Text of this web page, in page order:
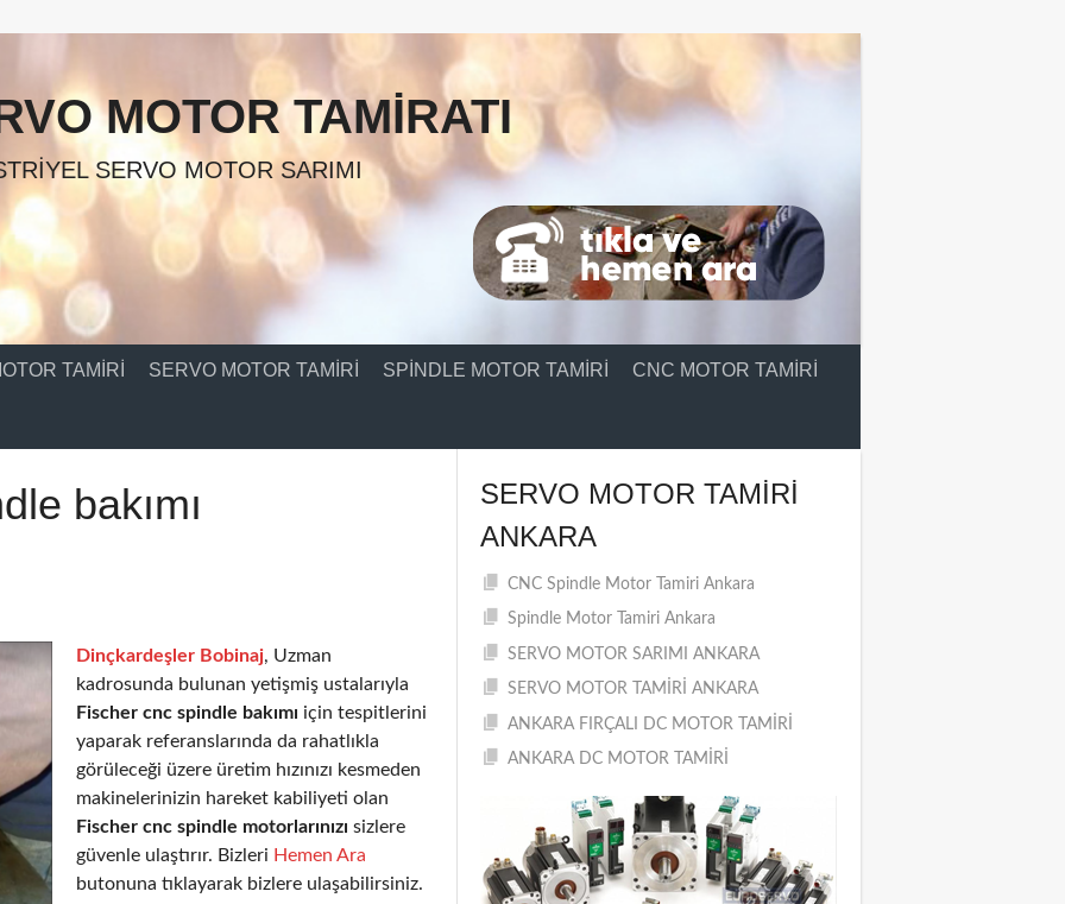
MOTOR TAMIRATI
SERVO MOTOR SARIMI
TAMIRI SERVO MOTOR TAMIRI SPINDLE MOTOR TAMIRI CNC MOTOR TAMIRI
bakımı
Dinçkardeşler Bobinaj, Uzman
kadrosunda bulunan yetişmiş ustalarıyla
Fischer cnc spindle bakımı için tespitlerini
yaparak referanslarında da rahatlıkla
görüleceği üzere üretim hızınızı kesmeden
makinelerinizin hareket kabiliyeti olan
Fischer cnc spindle motorlarınızı sizlere
güvenle ulaştırır. Bizleri Hemen Ara
butonuna tıklayarak bizlere ulaşabilirsiniz.
SERVO MOTOR TAMIRI
ANKARA
CNC Spindle Motor Tamiri Ankara
Spindle Motor Tamiri Ankara
SERVO MOTOR SARIMI ANKARA
SERVO MOTOR TAMİRİ ANKARA
ANKARA FIRÇALI DC MOTOR TAMİRİ
ANKARA DC MOTOR TAMİRİ